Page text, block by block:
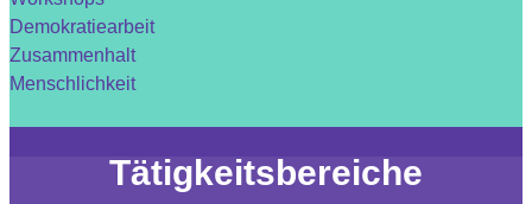
Demokratiearbeit
Zusammenhalt
Menschlichkeit
Tätigkeitsbereiche